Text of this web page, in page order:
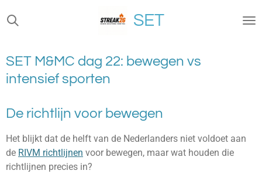
Ga
direct
de
hoofdinhoud
SET
SET M&MC dag 22: bewegen vs
intensief sporten
De richtlijn voor bewegen
Het blijkt dat de helft van de Nederlanders niet voldoet aan
de RIVM richtlijnen voor bewegen, maar wat houden die
richtlijnen precies in?